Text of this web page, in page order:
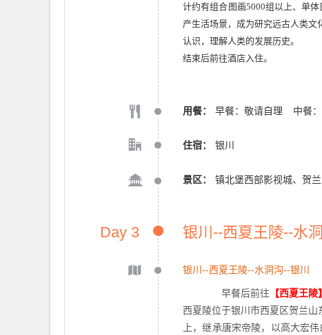
计约有组合图画5000组以上、单
产生活场景，成为研究远古人类
认识，理解人类的发展历史。
结束后前往酒店入住。
用餐： 早餐：敬请自理 中餐
住宿： 银川
景区： 镇北堡西部影视城、贺
Day 3 银川--西夏王陵--水
银川--西夏王陵--水洞沟--银川
早餐后前往 【西夏王陵】
西夏陵位于银川市西夏区贺兰
上，继承唐宋帝陵，以高大宏